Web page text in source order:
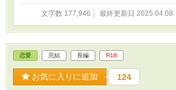
た。 時は経ち、大人になっ
が恭次郎は彼女の強い野心
を見てしまう。あまりにも
険な彼女の瞳に恭次郎は……
にも掲載)
文字数 177,946 最終更新日 2025.04.08
恋愛 完結 長編 R18
お気に入りに追加 124